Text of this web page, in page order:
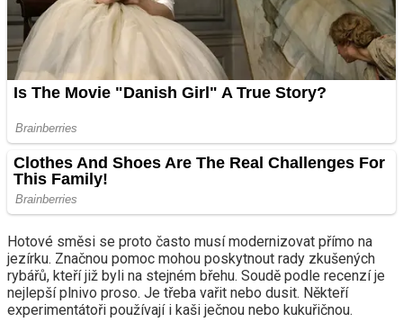
Hotové směsi se proto často musí modernizovat přímo na
jezírku. Značnou pomoc mohou poskytnout rady zkušených
rybářů, kteří již byli na stejném břehu. Soudě podle recenzí je
nejlepší plnivo proso. Je třeba vařit nebo dusit. Někteří
experimentátoři používají i kaši ječnou nebo kukuřičnou.